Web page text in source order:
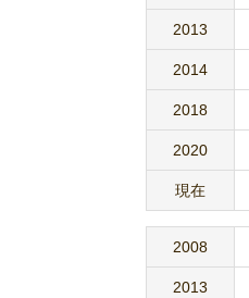
2013
2014
2018
2020
現在
2008
2013